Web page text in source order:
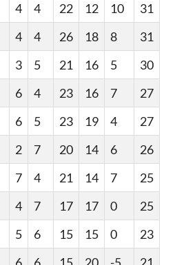
4 4 22 12 10
31
4 4 26 18 8
31
3 5 21 16 5
30
6 4 23 16 7
27
6 5 23 19 4
27
2 7 20 14 6
26
7 4 21 14 7
25
4 7 17 17 0
25
5 6 15 15 0
23